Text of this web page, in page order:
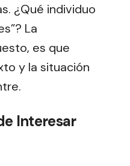
¿Qué individuo
La
es que
y la situación
Interesar